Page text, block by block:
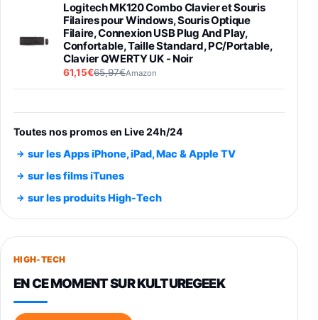
Logitech MK120 Combo Clavier et Souris
Filaires pour Windows, Souris Optique
Filaire, Connexion USB Plug And Play,
Confortable, Taille Standard, PC/Portable,
Clavier QWERTY UK - Noir
61,15€65,97€Amazon
entraénement direct 3 vitesses (33-45-78
trs/min) avec pre-ampli intégré et port USB
Smartphone SAMSUNG Galaxy S26 Ultra
891,99€1199€Fnac (Vendeur Tiers)
Smartphone SAMSUNG Galaxy S26+ Violet
749,99€
648,63€834,71€
Toutes nos promos en Live 24h/24
sur les Apps iPhone, iPad, Mac & Apple TV
sur les films iTunes
sur les produits High-Tech
HIGH-TECH
EN CE MOMENT SUR KULTUREGEEK